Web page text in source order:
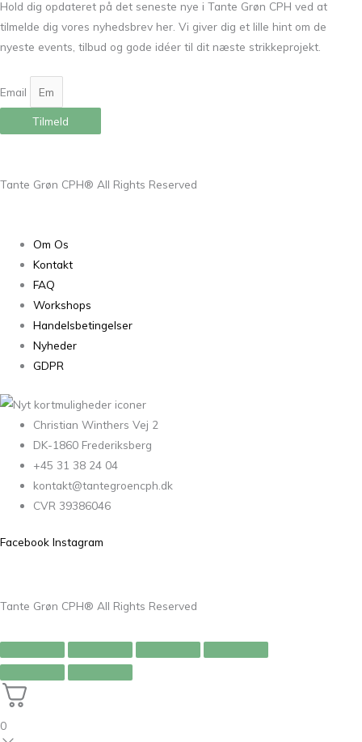
Hold dig opdateret på det seneste nye i Tante Grøn CPH ved at
tilmelde dig vores nyhedsbrev her. Vi giver dig et lille hint om de
nyeste events, tilbud og gode idéer til dit næste strikkeprojekt.
Email
Tilmeld
Tante Grøn CPH® All Rights Reserved
Om Os
Kontakt
FAQ
Workshops
Handelsbetingelser
Nyheder
GDPR
Christian Winthers Vej 2
DK-1860 Frederiksberg
+45 31 38 24 04
kontakt@tantegroencph.dk
CVR 39386046
Facebook Instagram
Tante Grøn CPH® All Rights Reserved
0